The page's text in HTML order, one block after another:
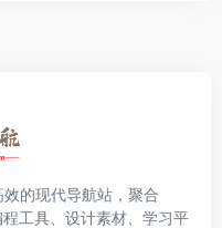
的现代导航站，聚合
工具、设计素材、学习平